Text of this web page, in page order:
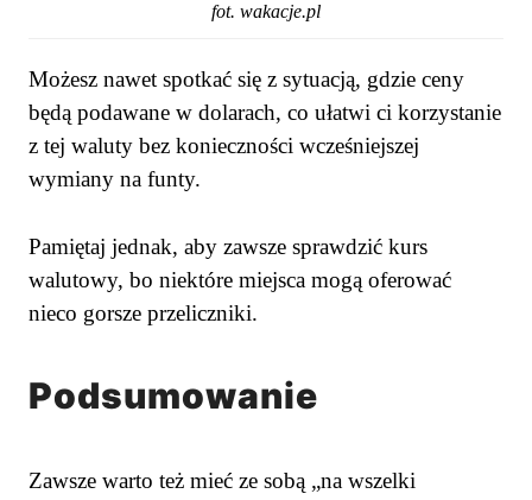
fot. wakacje.pl
Możesz nawet spotkać się z sytuacją, gdzie ceny
będą podawane w dolarach, co ułatwi ci korzystanie
z tej waluty bez konieczności wcześniejszej
wymiany na funty.
Pamiętaj jednak, aby zawsze sprawdzić kurs
walutowy, bo niektóre miejsca mogą oferować
nieco gorsze przeliczniki.
Podsumowanie
Zawsze warto też mieć ze sobą „na wszelki